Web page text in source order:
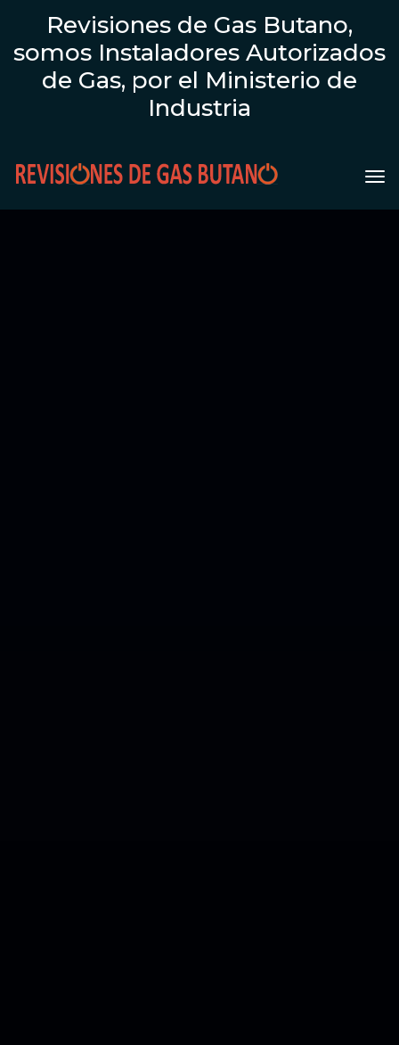
Revisiones de Gas Butano,
somos Instaladores Autorizados
de Gas, por el Ministerio de
Industria